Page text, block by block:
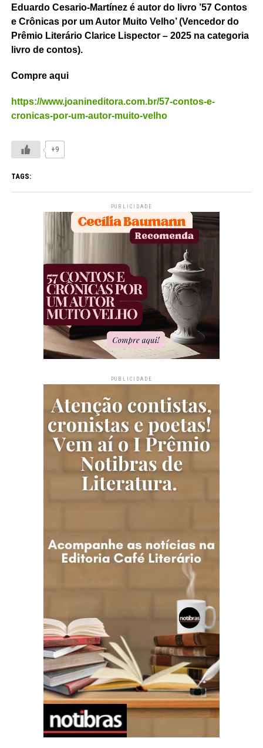
Eduardo Cesario-Martínez é autor do livro ’57 Contos
e Crônicas por um Autor Muito Velho’ (Vencedor do
Prêmio Literário Clarice Lispector – 2025 na categoria
livro de contos).
Compre aqui
https://www.joanineditora.com.br/57-contos-e-
cronicas-por-um-autor-muito-velho
+9
TAGS:
PUBLICIDADE
PUBLICIDADE